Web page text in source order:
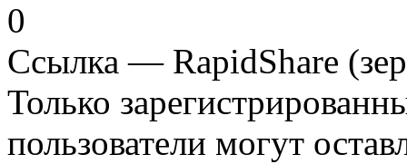
0
Ссылка — RapidShare
Только
пользователи могут